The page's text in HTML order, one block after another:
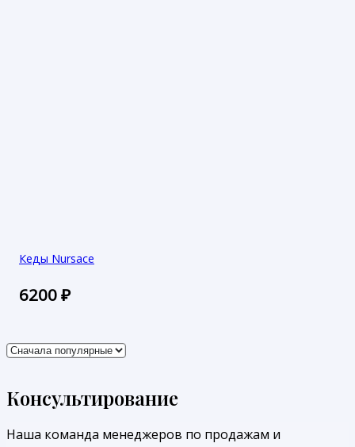
Кеды Nursace
6200₽
Консультирование
Наша команда менеджеров по продажам и